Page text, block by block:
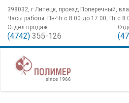
398032, г.Липецк, проезд Поперечный,
Часы работы: Пн-Чт с 8:00 до 17:00, Пт с
Отдел продаж:
(4742) 355-126